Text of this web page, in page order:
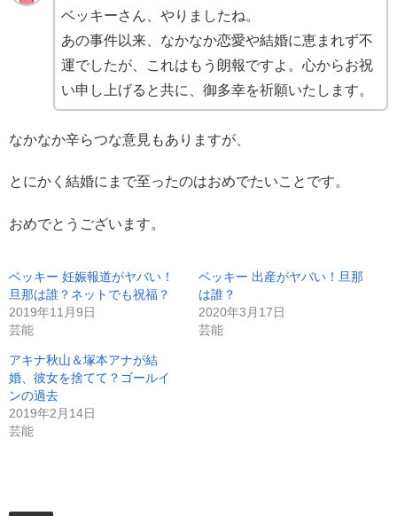
ベッキーさん、やりましたね。
あの事件以来、なかなか恋愛や結婚に恵まれず不
運でしたが、これはもう朗報ですよ。心からお祝
い申し上げると共に、御多幸を祈願いたします。
なかなか辛らつな意見もありますが、
とにかく結婚にまで至ったのはおめでたいことです。
おめでとうございます。
ベッキー 妊娠報道がヤバい！
旦那は誰？ネットでも祝福？
2019年11月9日
芸能
ベッキー 出産がヤバい！旦那
は誰？
2020年3月17日
芸能
アキナ秋山＆塚本アナが結
婚、彼女を捨てて？ゴールイ
ンの過去
2019年2月14日
芸能